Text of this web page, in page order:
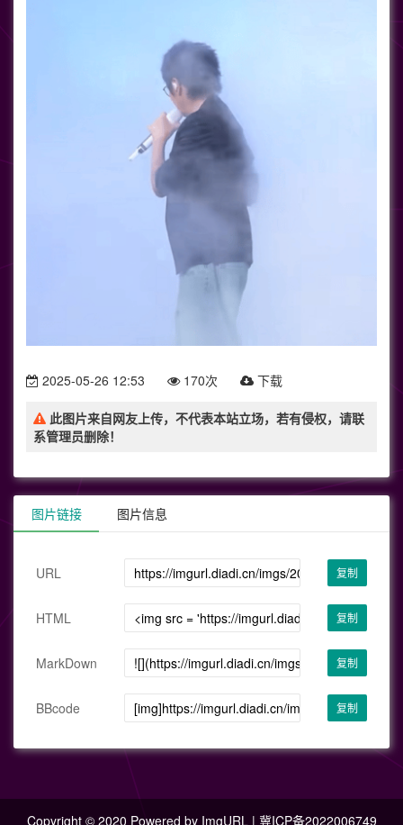
2025-05-26 12:53 170次 下载
此图片来自网友上传，不代表本站立场，若有侵权，请联
系管理员删除！
图片链接 图片信息
URL 复制
HTML 复制
MarkDown 复制
BBcode 复制
Copyright © 2020 Powered by ImgURL | 冀ICP备2022006749